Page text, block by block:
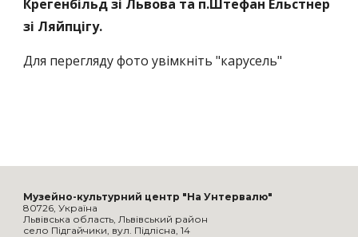
Крегенбільд зі Львова та п.Штефан Ельстнер
зі Ляйпцігу.
Для перегляду фото увімкніть "карусель"
Музейно-культурний центр "На Унтервалю"
80726, Україна
Львівська область, Львівський район
село Підгайчики, вул. Підлісна, 14